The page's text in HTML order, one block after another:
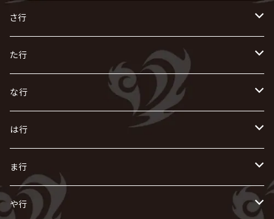
R指定
AIOLIN
浅葱 / ASAGI
い
IKUO
exist†trace
INORAN
う
VIRGE / ヴァージュ
Waive
Verde/
え
ACE OF SPADES
X JAPAN
LSN / The LEGENDARY SIX NINE
お
AURORIZE
OFIAM
か
怪人二十面奏
Kαin
KAKUMAY
き
KISAKI
キズ
gives
く
Crack6
グラビティ
GRIMOIRE
け
[ kei ] / 圭
仮病
こ
GOATBED
さ行
さ
ザアザア
The THIRTEEN
櫻井敦司
し
Zeke Deux
Z CLEAR
SEESAW
す
Z CLEAR
超ジャシー
せ
ゼラ
そ
た行
た
DASEIN
DAIGO
ダウト
ち
CHAQLA.
つ
て
な行
な
NIGHTMARE
NAZARE
に
NiEL
ぬ
は行
は
heidi.
ひ
ま行
ま
や行